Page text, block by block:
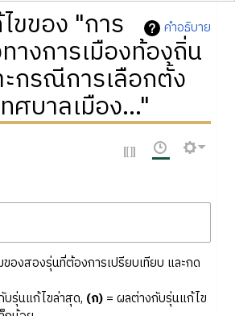
คำอธิบาย
ขของ "การ
างการเมืองท้องถิ่น
กรณีการเลือกตั้ง
ศบาลเมือง..."
องสองรุ่นที่ต้องการเปรียบเทียบ และกด
รุ่นแก้ไขล่าสุด, (ก)= ผลต่างกับรุ่นแก้ไข